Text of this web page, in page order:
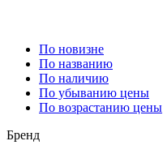
По новизне
По названию
По наличию
По убыванию цены
По возрастанию цены
Бренд